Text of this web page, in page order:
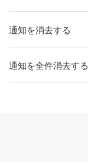
通知を消去する
通知を全件消去する